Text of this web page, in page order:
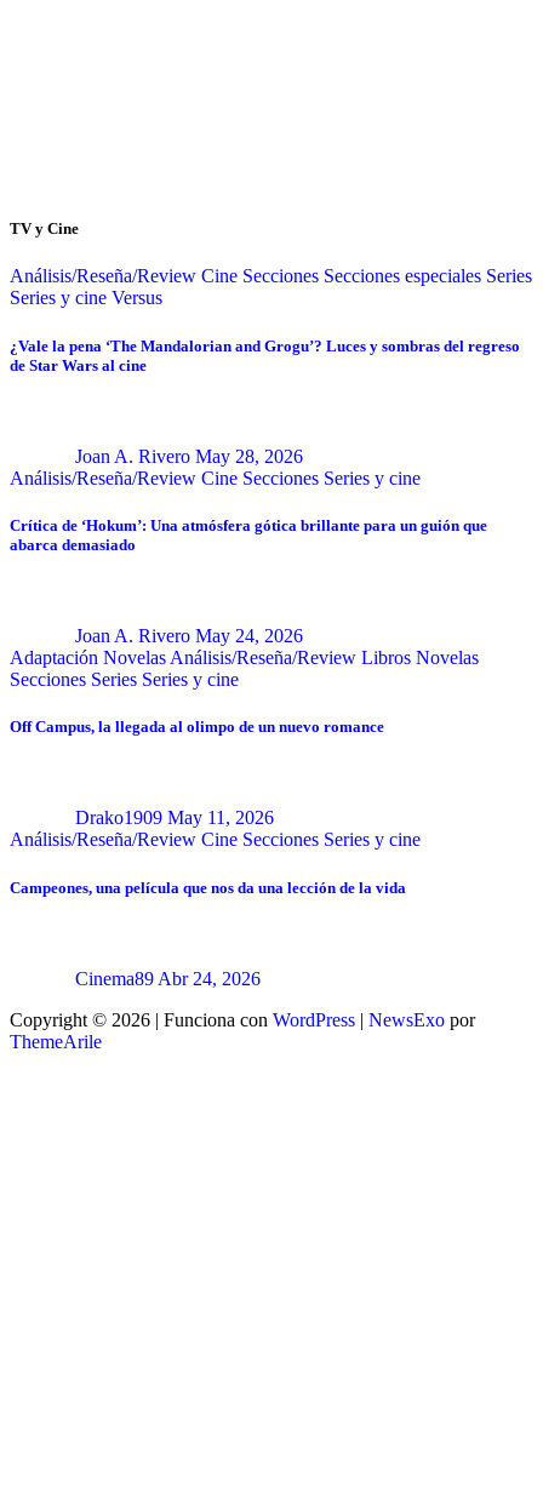
TV y Cine
Análisis/Reseña/Review Cine Secciones Secciones especiales Series
Series y cine Versus
¿Vale la pena ‘The Mandalorian and Grogu’? Luces y sombras del regreso
de Star Wars al cine
Joan A. Rivero May 28, 2026
Análisis/Reseña/Review Cine Secciones Series y cine
Crítica de ‘Hokum’: Una atmósfera gótica brillante para un guión que
abarca demasiado
Joan A. Rivero May 24, 2026
Adaptación Novelas Análisis/Reseña/Review Libros Novelas
Secciones Series Series y cine
Off Campus, la llegada al olimpo de un nuevo romance
Drako1909 May 11, 2026
Análisis/Reseña/Review Cine Secciones Series y cine
Campeones, una película que nos da una lección de la vida
Cinema89 Abr 24, 2026
Copyright © 2026 | Funciona con WordPress | NewsExo por
ThemeArile